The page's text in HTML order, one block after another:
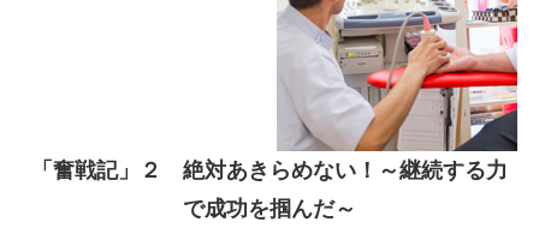
「奮戦記」２ 絶対あきらめない！～継続する力
で成功を掴んだ～